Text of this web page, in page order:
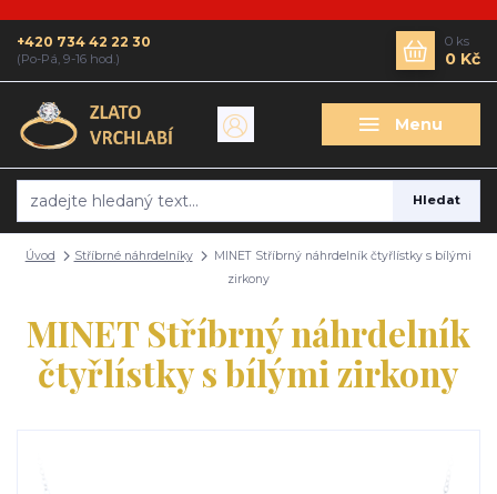
Menu
Hledat
+420 734 42 22 30
(Po-Pá, 9-16 hod.)
0 ks
0 Kč
Úvod Stříbrné náhrdelníky
MINET Stříbrný náhrdelník čtyřlístky s bílými
zirkony
MINET Stříbrný náhrdelník
čtyřlístky s bílými zirkony